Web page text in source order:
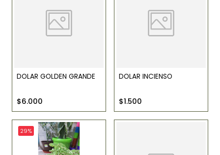
DOLAR GOLDEN GRANDE
$6.000
DOLAR INCIENSO
$1.500
29%